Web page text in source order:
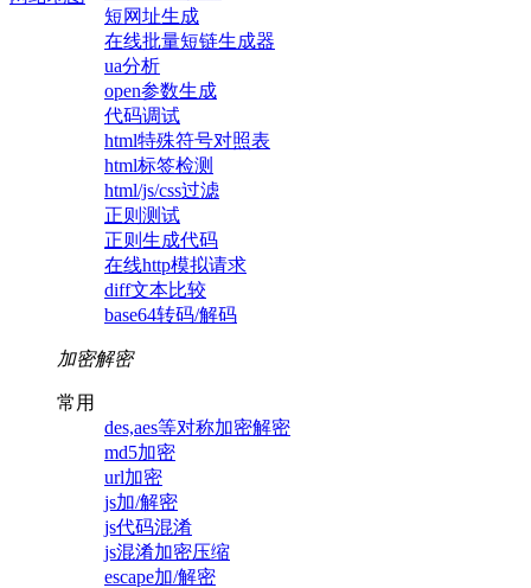
短网址生成
在线批量短链生成器
ua分析
open参数生成
代码调试
html特殊符号对照表
html标签检测
html/js/css过滤
正则测试
正则生成代码
在线http模拟请求
diff文本比较
base64转码/解码
加密解密
常用
des,aes等对称加密解密
md5加密
url加密
js加/解密
js代码混淆
js混淆加密压缩
escape加/解密